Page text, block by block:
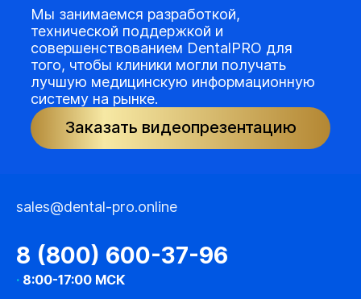
Мы занимаемся разработкой,
технической поддержкой и
совершенствованием DentalPRO для
того, чтобы клиники могли получать
лучшую медицинскую информационную
систему на рынке.
Заказать видеопрезентацию
sales@dental-pro.online
8 (800) 600-37-96
· 8:00-17:00 МСК